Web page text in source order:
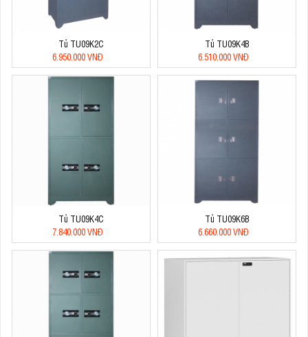
Tủ TU09K2C
6.950.000 VNĐ
Tủ TU09K4B
6.510.000 VNĐ
Tủ TU09K4C
7.840.000 VNĐ
Tủ TU09K6B
6.660.000 VNĐ